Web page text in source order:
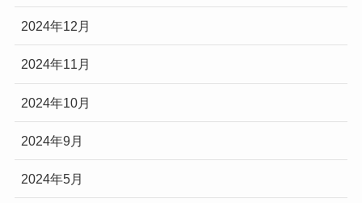
2024年12月
2024年11月
2024年10月
2024年9月
2024年5月